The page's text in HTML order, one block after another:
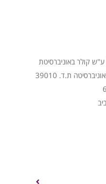
קולר באוניברסיטת
ת.ד. 39010